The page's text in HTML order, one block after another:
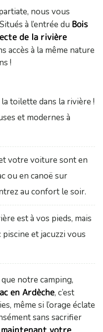
nous vous
à l’entrée du Bois
de la rivière
accès à la même nature
!
toilette dans la rivière !
et modernes à
votre voiture sont en
ou en canoë sur
au confort le soir.
est à vos pieds, mais
et jacuzzi vous
notre camping,
en Ardèche, c’est
même si l’orage éclate
sans sacrifier
maintenant votre